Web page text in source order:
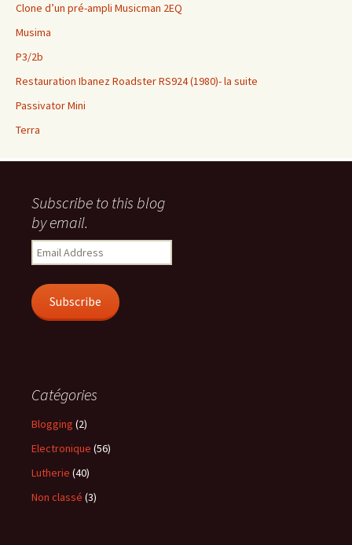
Clone d’un pré-ampli Musicman 2EQ
Musima
P3/2b
Restauration Ibanez Roadster RS924 (1980)- la suite
Passivator Mini
Terra
Subscribe to this blog
by email.
Email
Address
Subscribe
Catégories
Blogging (2)
Electronique (56)
Lutherie (40)
Non classé (3)